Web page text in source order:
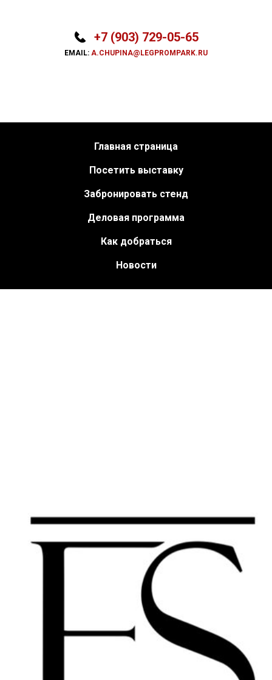
+7 (903) 729-05-65
EMAIL: A.CHUPINA@LEGPROMPARK.RU
Главная страница
Посетить выставку
Забронировать стенд
Деловая программа
Как добраться
Новости